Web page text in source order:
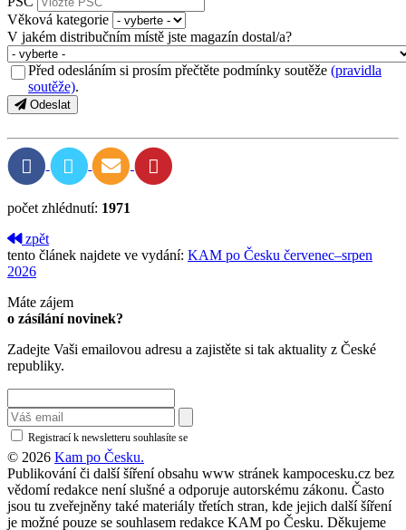
Věková kategorie
V jakém distribučním místě jste magazín dostal/a?
Před odesláním si prosím přečtěte podmínky soutěže (pravidla
soutěže).
Odeslat
počet zhlédnutí: 1971
zpět
tento článek najdete ve vydání: KAM po Česku červenec–srpen
2026
Máte zájem
o zásílání novinek?
Zadejte Vaši emailovou adresu a zajistěte si tak aktuality z České
republiky.
Registrací k newsletteru souhlasíte se
© 2026 Kam po Česku.
Publikování či další šíření obsahu www stránek kampocesku.cz bez
vědomí redakce není slušné a odporuje autorskému zákonu. Často
jsou tu zveřejněny také materiály třetích stran, kde jejich další šíření
je možné pouze se souhlasem redakce KAM po Česku. Děkujeme